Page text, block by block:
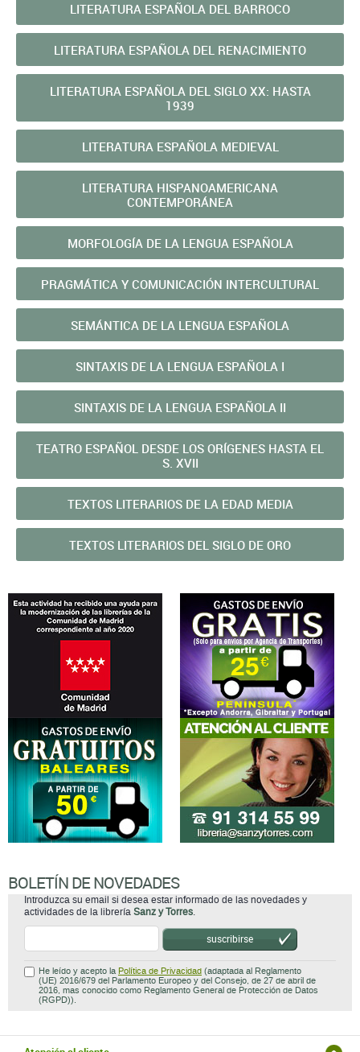
LITERATURA ESPAÑOLA DEL BARROCO
LITERATURA ESPAÑOLA DEL RENACIMIENTO
LITERATURA ESPAÑOLA DEL SIGLO XX: HASTA
1939
LITERATURA ESPAÑOLA MEDIEVAL
LITERATURA HISPANOAMERICANA
CONTEMPORÁNEA
MORFOLOGÍ­A DE LA LENGUA ESPAÑOLA
PRAGMÁTICA Y COMUNICACIÓN INTERCULTURAL
SEMÁNTICA DE LA LENGUA ESPAÑOLA
SINTAXIS DE LA LENGUA ESPAÑOLA I
SINTAXIS DE LA LENGUA ESPAÑOLA II
TEATRO ESPAÑOL DESDE LOS ORÍGENES HASTA EL
S. XVII
TEXTOS LITERARIOS DE LA EDAD MEDIA
TEXTOS LITERARIOS DEL SIGLO DE ORO
BOLETÍN DE NOVEDADES
Introduzca su email si desea estar informado de las novedades y
actividades de la librería Sanz y Torres.
suscribirse
He leído y acepto la Política de Privacidad (adaptada al Reglamento
(UE) 2016/679 del Parlamento Europeo y del Consejo, de 27 de abril de
2016, mas conocido como Reglamento General de Protección de Datos
(RGPD)).